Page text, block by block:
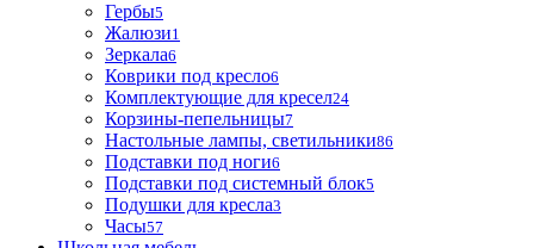
Гербы5
Жалюзи1
Зеркала6
Коврики под кресло6
Комплектующие для кресел24
Корзины-пепельницы7
Настольные лампы, светильники86
Подставки под ноги6
Подставки под системный блок5
Подушки для кресла3
Часы57